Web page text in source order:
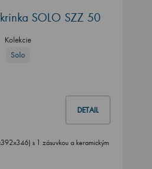
SOLO SZZ 50
Kolekcie
Solo
DETAIL
s 1 zásuvkou a keramickým